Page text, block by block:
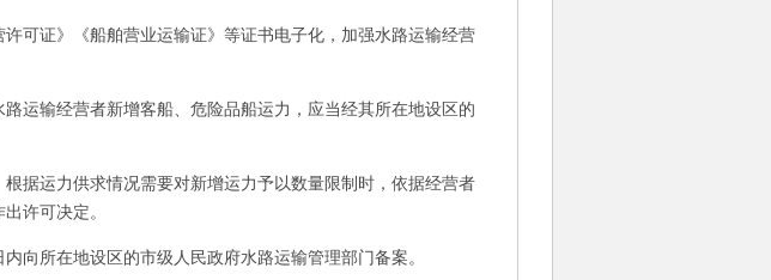
证》《船舶营业运输证》等证书电子化，加强水路运输经营
输经营者新增客船、危险品船运力，应当经其所在地设区的
运力供求情况需要对新增运力予以数量限制时，依据经营者
许可决定。
所在地设区的市级人民政府水路运输管理部门备案。